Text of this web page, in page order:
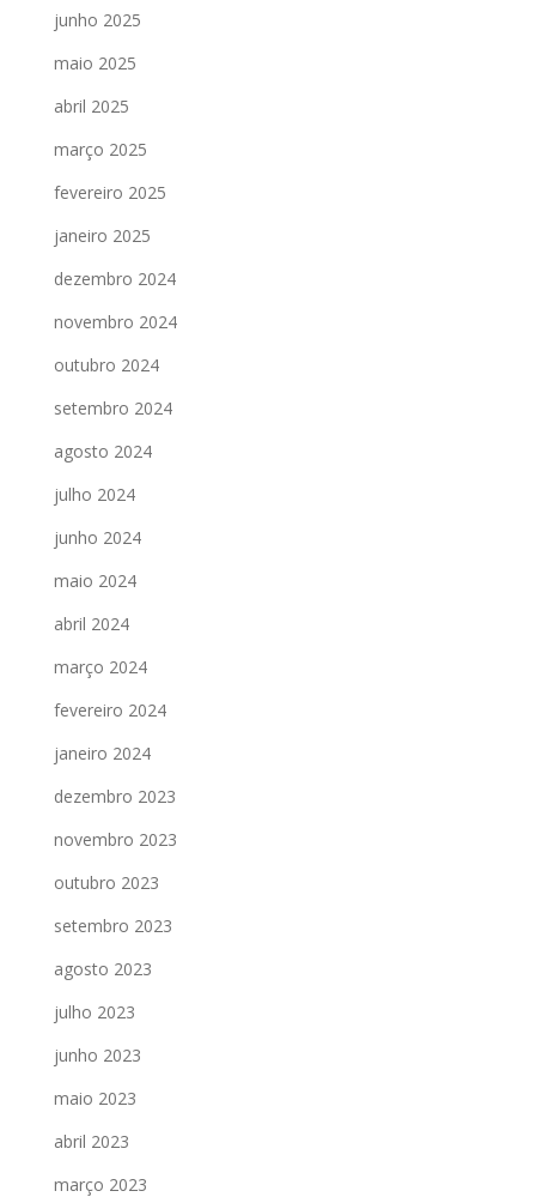
junho 2025
maio 2025
abril 2025
março 2025
fevereiro 2025
janeiro 2025
dezembro 2024
novembro 2024
outubro 2024
setembro 2024
agosto 2024
julho 2024
junho 2024
maio 2024
abril 2024
março 2024
fevereiro 2024
janeiro 2024
dezembro 2023
novembro 2023
outubro 2023
setembro 2023
agosto 2023
julho 2023
junho 2023
maio 2023
abril 2023
março 2023